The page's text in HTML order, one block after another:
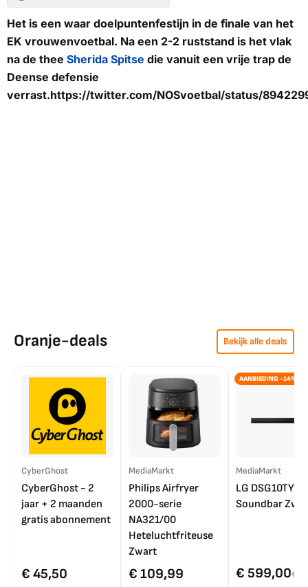
Het is een waar doelpuntenfestijn in de finale van het
EK vrouwenvoetbal. Na een 2-2 ruststand is het vlak
na de thee Sherida Spitse die vanuit een vrije trap de
Deense defensie
verrast.https://twitter.com/NOSvoetbal/status/
Oranje-deals Bekijk alle deals
CyberGhost
CyberGhost - 2
jaar + 2 maanden
gratis abonnement
€ 45,50
MediaMarkt
Philips Airfryer
2000-serie
NA321/00
Heteluchtfriteuse
Zwart
€ 109,99
AANBIEDING -14%
MediaMarkt
LG DSG10TY
Soundbar
€ 599,00€